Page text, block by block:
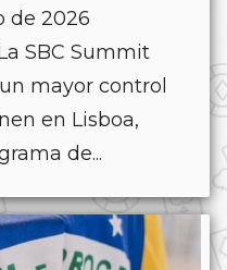
de 2026
SBC Summit
mayor control
en Lisboa,
de...